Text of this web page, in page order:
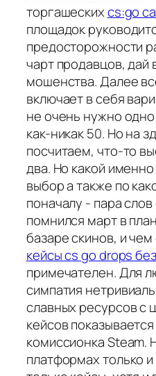
торгашескихcs:go
площадок
предосторожности
чарт продавцов, дай
мошенства. Далее
включает в себя
не очень нужно
как-никак 50. Но на
посчитаем, что-то
два. Но какой
выбор а также по
поначалу - пара
помнился март в
базаре скинов, и чем
кейсы cs go drops
примечателен. Для
симпатия
славных ресурсов с
кейсов
комиссионка Steam.
платформах только